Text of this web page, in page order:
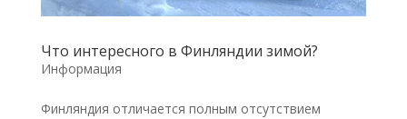
Что интересного в Финляндии зимой?
Информация
Финляндия отличается полным отсутствием